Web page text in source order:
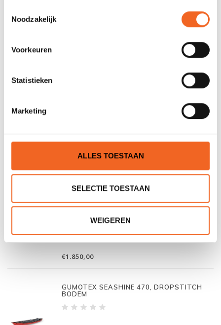
Noodzakelijk
Voorkeuren
Statistieken
Marketing
ALLES TOESTAAN
SELECTIE TOESTAAN
WEIGEREN
GUMOTEX THAYA 410, DROPSTITCH
€1.450,00
GUMOTEX RUSH 2 420, DROPSTITCH
€1.850,00
GUMOTEX SEASHINE 470, DROPSTITCH
BODEM